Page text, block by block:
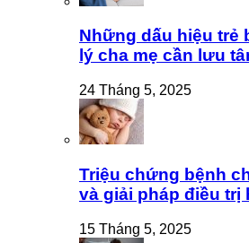
Những dấu hiệu trẻ
lý cha mẹ cần lưu
24 Tháng 5, 2025
Triệu chứng bệnh
và giải pháp điều trị
15 Tháng 5, 2025